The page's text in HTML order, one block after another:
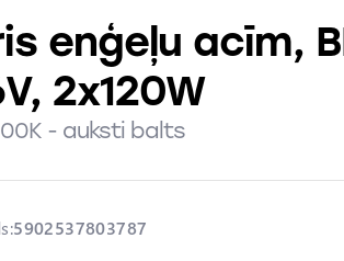
enģeļu acīm,
2x120W
- auksti balts
5902537803787